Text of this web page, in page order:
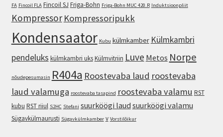
FA Fincoil FLA Fincoil SJ Friga-Bohn Friga-Bohn MUC 420.R Induktsioonpliit
Kompressor Kompressoripukk
Kondensaator Kubu külmkamber Külmkambri
pendeluks külmkambri uksKülmvitriin Luve Metos Norpe
nõudepesumasin R404a Roostevaba laud roostevaba
laud valamuga roostevaba tasapind roostevaba valamu RST
kubu RST riiul S2HC Stefani suurköögi laud suurköögi valamu
Sügavkülmaurusti Sügavkülmkamber v Vorstilõikur